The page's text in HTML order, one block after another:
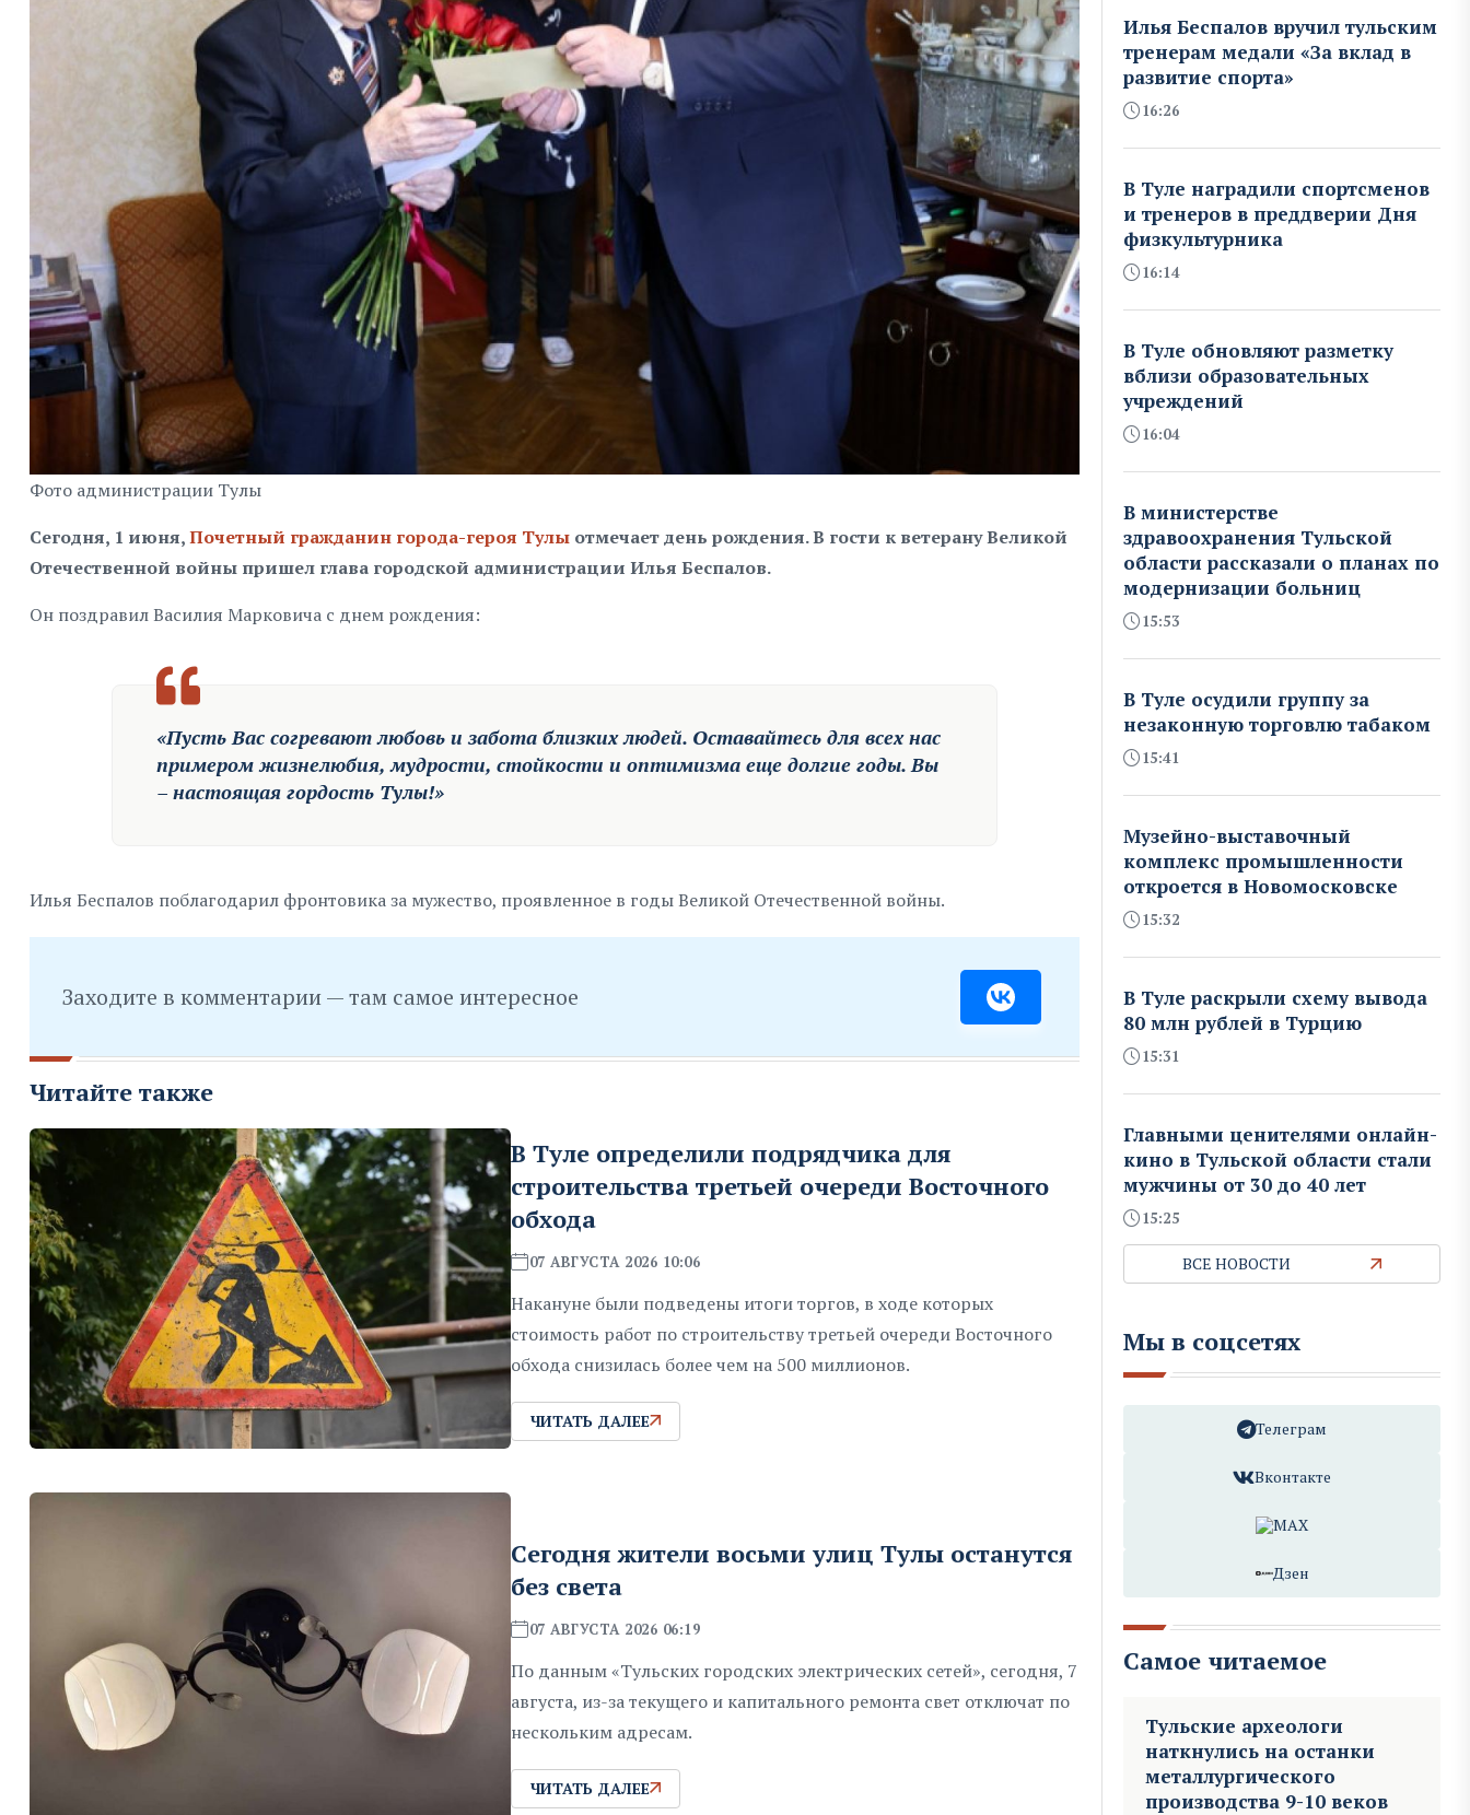
Фото администрации Тулы
Сегодня, 1 июня,Почетный гражданин города-героя Тулы отмечает день рождения. В гости к ветерану Великой
Отечественной войны пришел глава городской администрации Илья Беспалов.
Он поздравил Василия Марковича с днем рождения:
«Пусть Вас согревают любовь и забота близких людей. Оставайтесь для всех нас
примером жизнелюбия, мудрости, стойкости и оптимизма еще долгие годы. Вы
– настоящая гордость Тулы!»
Илья Беспалов поблагодарил фронтовика за мужество, проявленное в годы Великой Отечественной войны.
Заходите в комментарии — там самое интересное
Читайте также
В Туле определили подрядчика для
строительства третьей очереди Восточного
обхода
07 АВГУСТА 2026 10:06
Накануне были подведены итоги торгов, в ходе которых
стоимость работ по строительству третьей очереди Восточного
обхода снизилась более чем на 500 миллионов.
ЧИТАТЬ ДАЛЕЕ
Сегодня жители восьми улиц Тулы останутся
без света
07 АВГУСТА 2026 06:19
По данным «Тульских городских электрических сетей», сегодня, 7
августа, из-за текущего и капитального ремонта свет отключат по
нескольким адресам.
ЧИТАТЬ ДАЛЕЕ
Илья Беспалов вручил тульским
тренерам медали «За вклад в
развитие спорта»
16:26
В Туле наградили спортсменов
и тренеров в преддверии Дня
физкультурника
16:14
В Туле обновляют разметку
вблизи образовательных
учреждений
16:04
В министерстве
здравоохранения Тульской
области рассказали о планах по
модернизации больниц
15:53
В Туле осудили группу за
незаконную торговлю табаком
15:41
Музейно-выставочный
комплекс промышленности
откроется в Новомосковске
15:32
В Туле раскрыли схему вывода
80 млн рублей в Турцию
15:31
Главными ценителями онлайн-
кино в Тульской области стали
мужчины от 30 до 40 лет
15:25
ВСЕ НОВОСТИ
Мы в соцсетях
Телеграм
Вконтакте
MAX
Дзен
Самое читаемое
Тульские археологи
наткнулись на останки
металлургического
производства 9-10 веков